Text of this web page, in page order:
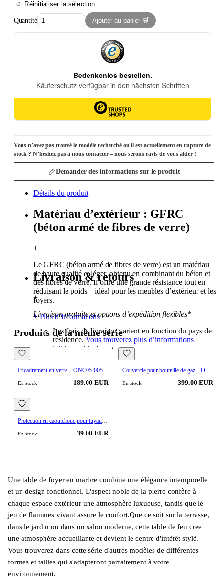
Réinitialiser la sélection
Quantité Ajouter au panier 🛒
Vous n’avez pas trouvé le modèle recherché ou il est actuellement en rupture de
stock ? N’hésitez pas à nous contacter – nous serons ravis de vous aider !
Demander des informations sur le produit
Détails du produit
Matériau d’extérieur : GFRC
(béton armé de fibres de verre)
+
Le GFRC (béton armé de fibres de verre) est un matériau
de haute qualité et léger, obtenu en combinant du béton et
des fibres de verre. Il offre une grande résistance tout en
réduisant le poids – idéal pour les meubles d’extérieur et les
foyers.
+ Plus d’informations
Livraison & retours
+
Livraison gratuite et options d’expédition flexibles*
Les frais de livraison varient en fonction du pays de
résidence. Vous trouverez plus d’informations
icibiographical note
Produits de la même série
Encadrement en verre – ONC05-005
En stock 189.00 EUR
Couvercle pour bouteille de gaz – ONB402-BW
En stock 399.00 EUR
Protection en caoutchouc pour tuyau de gaz
En stock 39.00 EUR
Une table de foyer en marbre combine une élégance intemporelle
et un design fonctionnel. L'aspect noble de la pierre confère à
chaque espace extérieur une atmosphère luxueuse, tandis que le
jeu de flammes vivant assure le confort.Que ce soit sur la terrasse,
dans le jardin ou dans un salon moderne, cette table de feu crée
une atmosphère accueillante et devient le centre d'intérêt stylé.
Vous trouverez dans cette série d'autres modèles de différentes
formes et tailles qui s'adapteront parfaitement à votre
environnement.